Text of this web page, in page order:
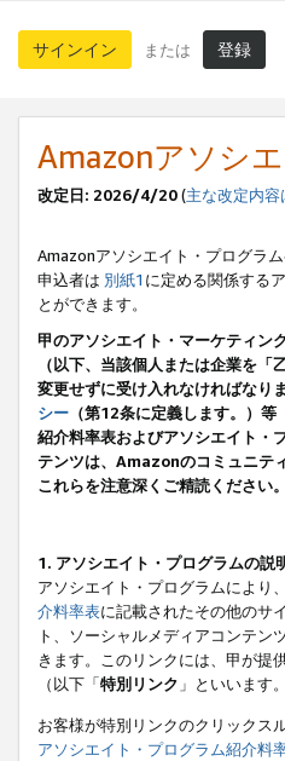
サインイン または 登録
Amazonアソシ
改定日: 2026/4/20(主な改定内容
Amazonアソシエイト・プログラ
申込者は 別紙1 に定める関係する
とができます。
甲のアソシエイト・マーケティン
（以下、当該個人または企業を
変更せずに受け入れなければなり
シー （第12条に定義します。）
紹介料率表およびアソシエイト・
テンツは、Amazonのコミュニテ
これらを注意深くご精読ください。
1. アソシエイト・プログラムの説
アソシエイト・プログラムにより、
介料率表に記載されたその他のサ
ト、ソーシャルメディアコンテン
きます。このリンクには、甲が提
（以下「特別リンク 」といいます
お客様が特別リンクのクリックス
アソシエイト・プログラム紹介料